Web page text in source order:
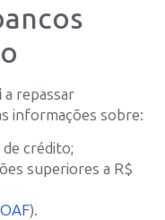
a repassar
informações sobre:
crédito;
superiores a R$
).